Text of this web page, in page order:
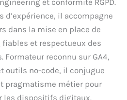
et conformité RGPD.
d’expérience, il accompagne
dans la mise en place de
et respectueux des
Formateur reconnu sur GA4,
outils no-code, il conjugue
pragmatisme métier pour
les dispositifs digitaux.